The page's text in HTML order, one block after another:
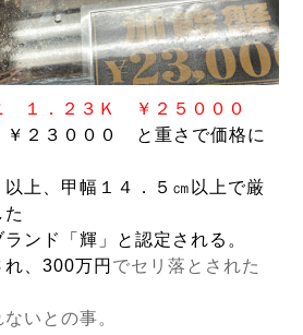
１．２３Ｋ ￥２５０００
２３０００ と重さで価格に
上、甲幅１４．５㎝以上で厳
ンド「輝」と認定される。
、300万円 でセリ落とされた
いとの事。